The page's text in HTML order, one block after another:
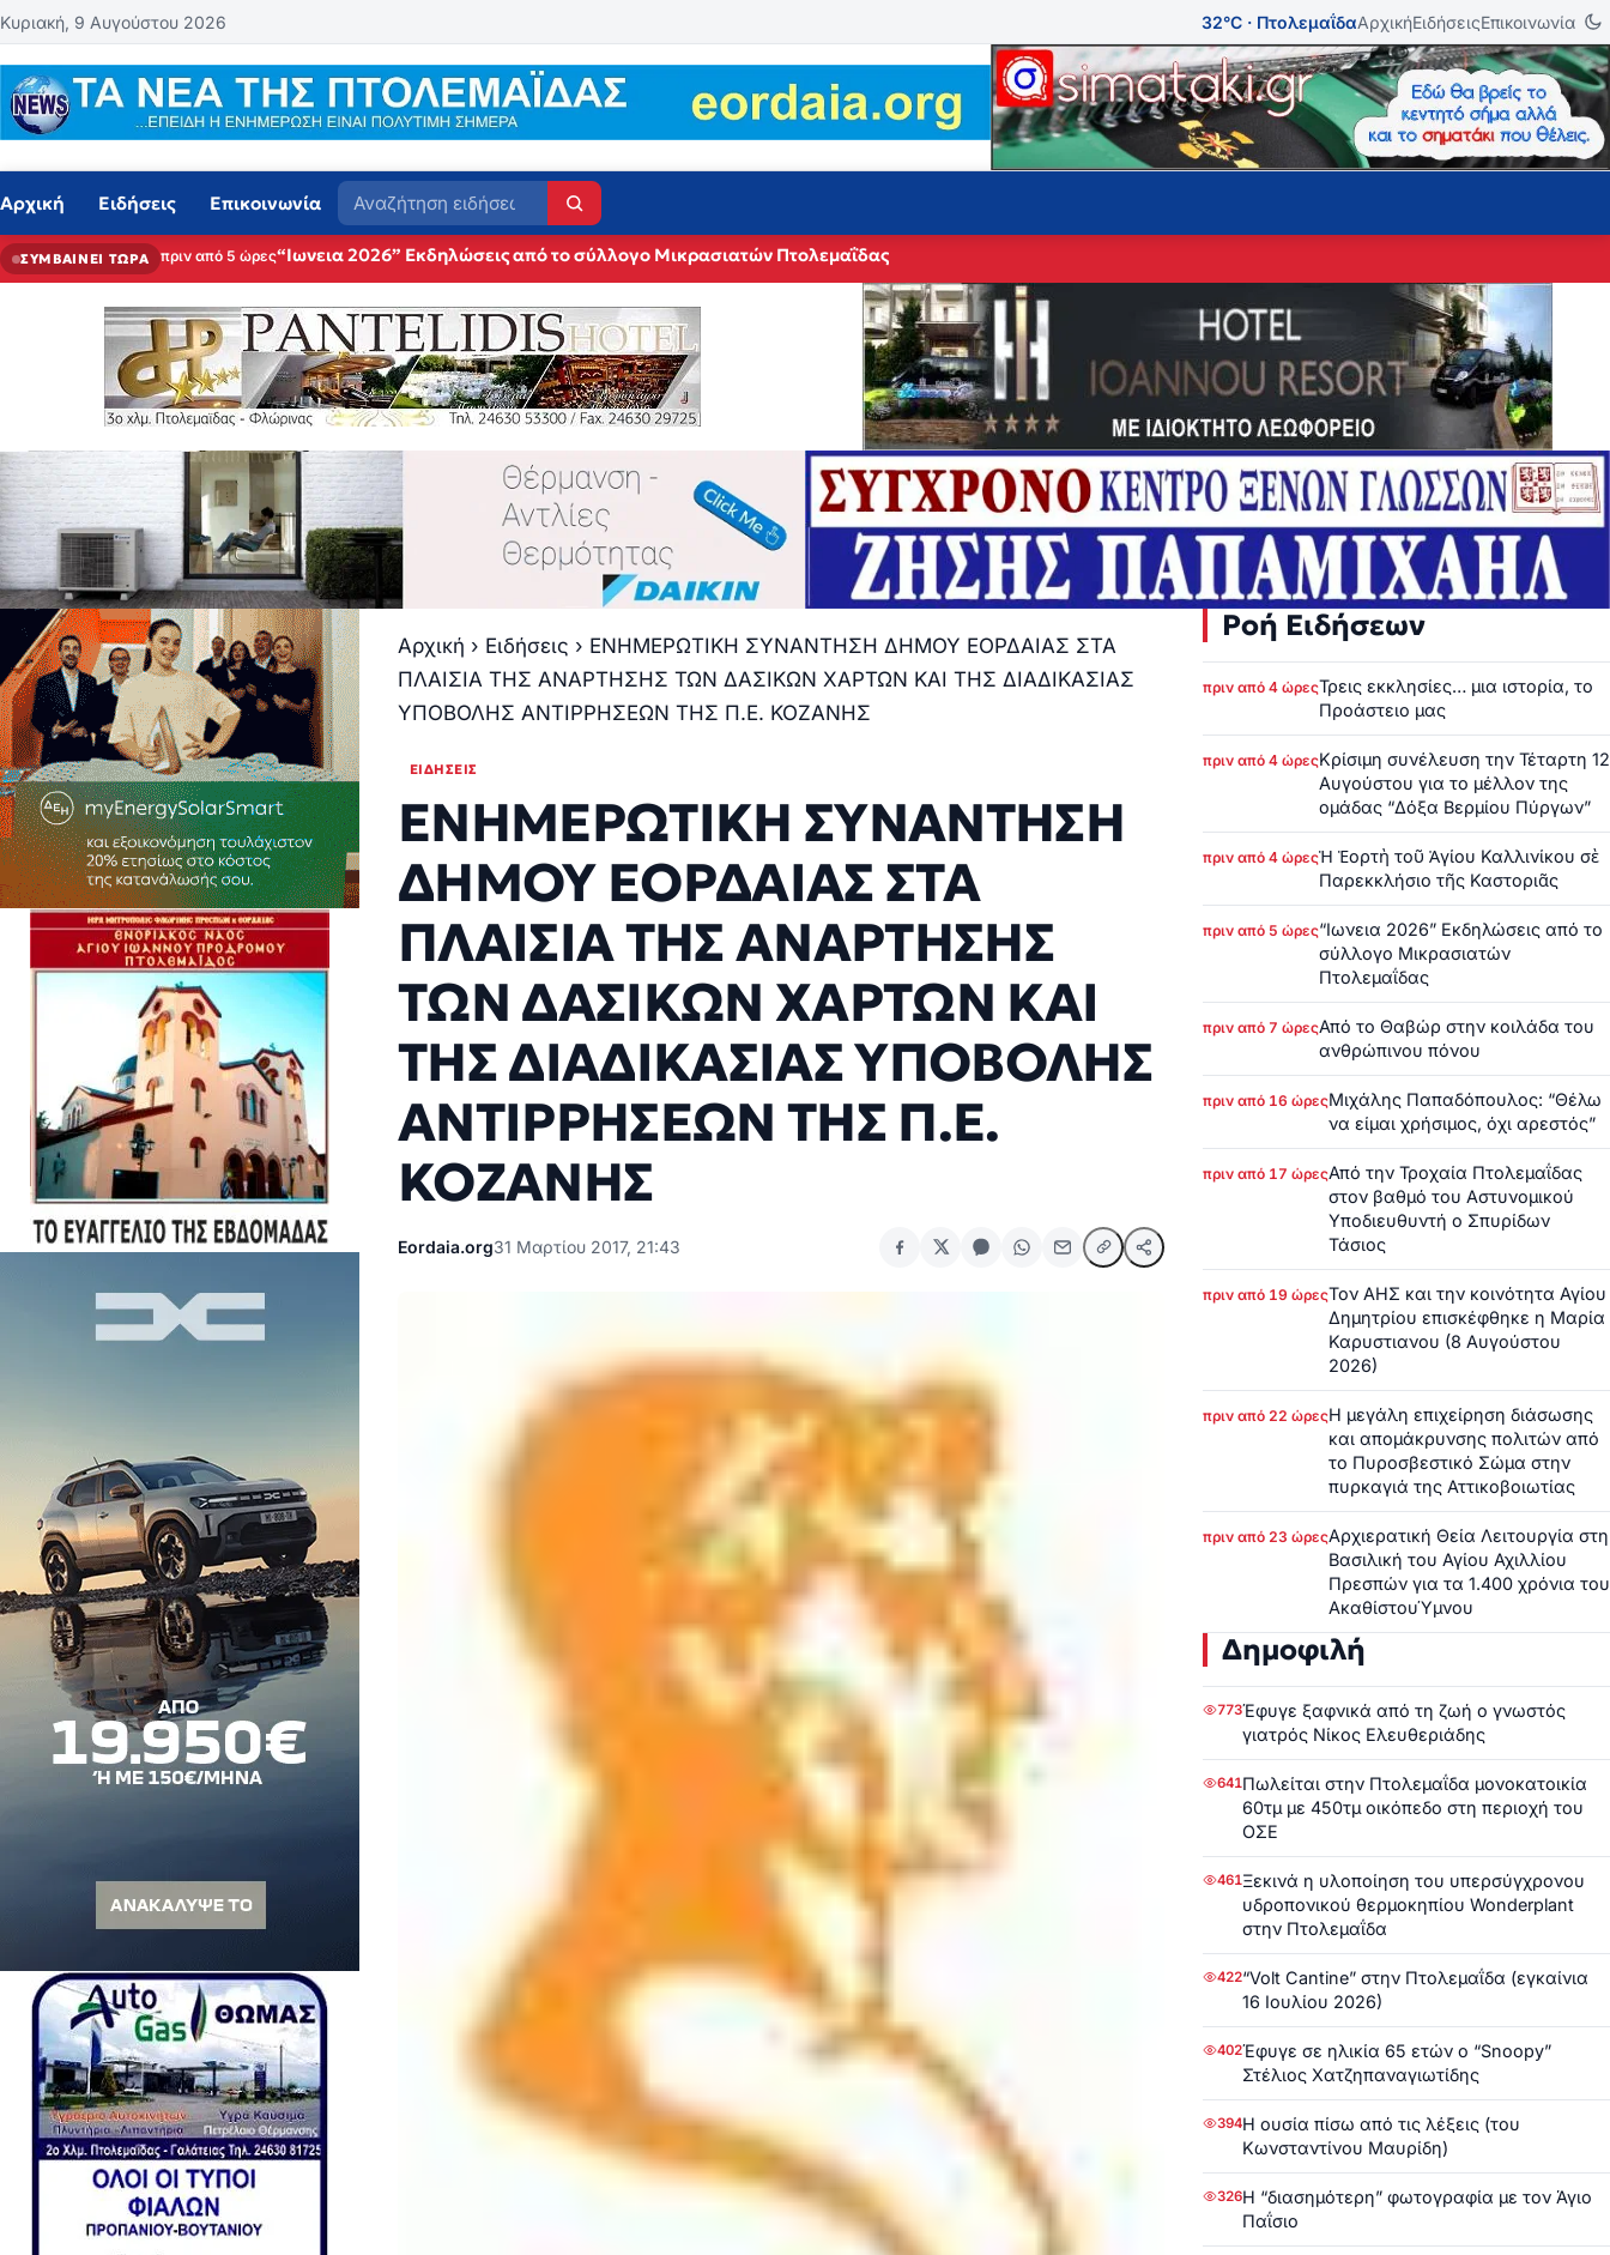
Μετάβαση στο περιεχόμενο
Κυριακή, 9 Αυγούστου 2026 32°C · ΠτολεμαΐδαΑρχικήΕιδήσειςΕπικοινωνία
Αρχική Ειδήσεις Επικοινωνία Αναζήτηση
ΣΥΜΒΑΙΝΕΙ ΤΩΡΑ πριν από 5 ώρες“Ιωνεια 2026” Εκδηλώσεις από το σύλλογο Μικρασιατών Πτολεμαΐδας
Αρχική › Ειδήσεις › ΕΝΗΜΕΡΩΤΙΚΗ ΣΥΝΑΝΤΗΣΗ ΔΗΜΟΥ ΕΟΡΔΑΙΑΣ ΣΤΑ
ΠΛΑΙΣΙΑ ΤΗΣ ΑΝΑΡΤΗΣΗΣ ΤΩΝ ΔΑΣΙΚΩΝ ΧΑΡΤΩΝ ΚΑΙ ΤΗΣ ΔΙΑΔΙΚΑΣΙΑΣ
ΥΠΟΒΟΛΗΣ ΑΝΤΙΡΡΗΣΕΩΝ ΤΗΣ Π.Ε. ΚΟΖΑΝΗΣ
ΕΙΔΉΣΕΙΣ
ΕΝΗΜΕΡΩΤΙΚΗ ΣΥΝΑΝΤΗΣΗ
ΔΗΜΟΥ ΕΟΡΔΑΙΑΣ ΣΤΑ
ΠΛΑΙΣΙΑ ΤΗΣ ΑΝΑΡΤΗΣΗΣ
ΤΩΝ ΔΑΣΙΚΩΝ ΧΑΡΤΩΝ ΚΑΙ
ΤΗΣ ΔΙΑΔΙΚΑΣΙΑΣ ΥΠΟΒΟΛΗΣ
ΑΝΤΙΡΡΗΣΕΩΝ ΤΗΣ Π.Ε.
ΚΟΖΑΝΗΣ
Eordaia.org31 Μαρτίου 2017, 21:43
Ροή Ειδήσεων
πριν από 4 ώρεςΤρεις εκκλησίες… μια ιστορία, το
Προάστειο μας
πριν από 4 ώρεςΚρίσιμη συνέλευση την Τέταρτη 12
Αυγούστου για το μέλλον της
ομάδας “Δόξα Βερμίου Πύργων”
πριν από 4 ώρεςἩ Ἑορτὴ τοῦ Ἁγίου Καλλινίκου σὲ
Παρεκκλήσιο τῆς Καστοριᾶς
πριν από 5 ώρες“Ιωνεια 2026” Εκδηλώσεις από το
σύλλογο Μικρασιατών
Πτολεμαΐδας
πριν από 7 ώρεςΑπό το Θαβώρ στην κοιλάδα του
ανθρώπινου πόνου
πριν από 16 ώρεςΜιχάλης Παπαδόπουλος: “Θέλω
να είμαι χρήσιμος, όχι αρεστός”
πριν από 17 ώρεςΑπό την Τροχαία Πτολεμαΐδας
στον βαθμό του Αστυνομικού
Υποδιευθυντή ο Σπυρίδων
Τάσιος
πριν από 19 ώρεςΤον ΑΗΣ και την κοινότητα Αγίου
Δημητρίου επισκέφθηκε η Μαρία
Καρυστιανου (8 Αυγούστου
2026)
πριν από 22 ώρεςΗ μεγάλη επιχείρηση διάσωσης
και απομάκρυνσης πολιτών από
το Πυροσβεστικό Σώμα στην
πυρκαγιά της Αττικοβοιωτίας
πριν από 23 ώρεςΑρχιερατική Θεία Λειτουργία στη
Βασιλική του Αγίου Αχιλλίου
Πρεσπών για τα 1.400 χρόνια του
ΑκαθίστουΎμνου
Δημοφιλή
773Έφυγε ξαφνικά από τη ζωή ο γνωστός
γιατρός Νίκος Ελευθεριάδης
641Πωλείται στην Πτολεμαΐδα μονοκατοικία
60τμ με 450τμ οικόπεδο στη περιοχή του
ΟΣΕ
461Ξεκινά η υλοποίηση του υπερσύγχρονου
υδροπονικού θερμοκηπίου Wonderplant
στην Πτολεμαΐδα
422“Volt Cantine” στην Πτολεμαΐδα (εγκαίνια
16 Ιουλίου 2026)
402Έφυγε σε ηλικία 65 ετών ο “Snoopy”
Στέλιος Χατζηπαναγιωτίδης
394Η ουσία πίσω από τις λέξεις (του
Κωνσταντίνου Μαυρίδη)
326Η “διασημότερη” φωτογραφία με τον Άγιο
Παΐσιο